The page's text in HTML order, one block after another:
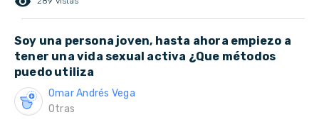
Soy una persona joven, hasta ahora empiezo a
tener una vida sexual activa ¿Que métodos
puedo utiliza
Omar Andrés Vega
Otras